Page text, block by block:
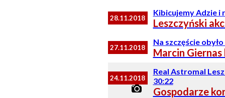
28.11.2018
Kibicujemy Adzie i
Leszczyński
27.11.2018
Na szczęście
Marcin
24.11.2018
Real Astromal
30:22
Gospodarze